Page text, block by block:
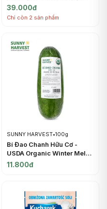
Moist Chocolate & Orange
Energy Bar, 2 Gói (60.8g) -
HEALTHY CLUB
39.000đ
Chỉ còn 2 sản phẩm
SUNNY HARVEST•100g
Bí Đao Chanh Hữu Cơ -
USDA Organic Winter Melon
- SUNNY HARVEST
11.800đ